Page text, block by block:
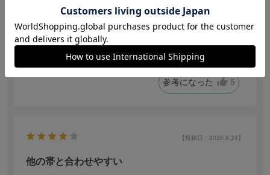
156～160cm
アイボリーを買いました。カラシ色の兵児帯と一緒に購
入しましたが、このシフォンの兵児帯があることでより
華やかな印象になります！
参考になった 5
【投稿日：2026.6.24】
他の帯と合わせやすい